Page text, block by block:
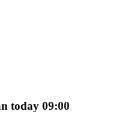
today 09:00